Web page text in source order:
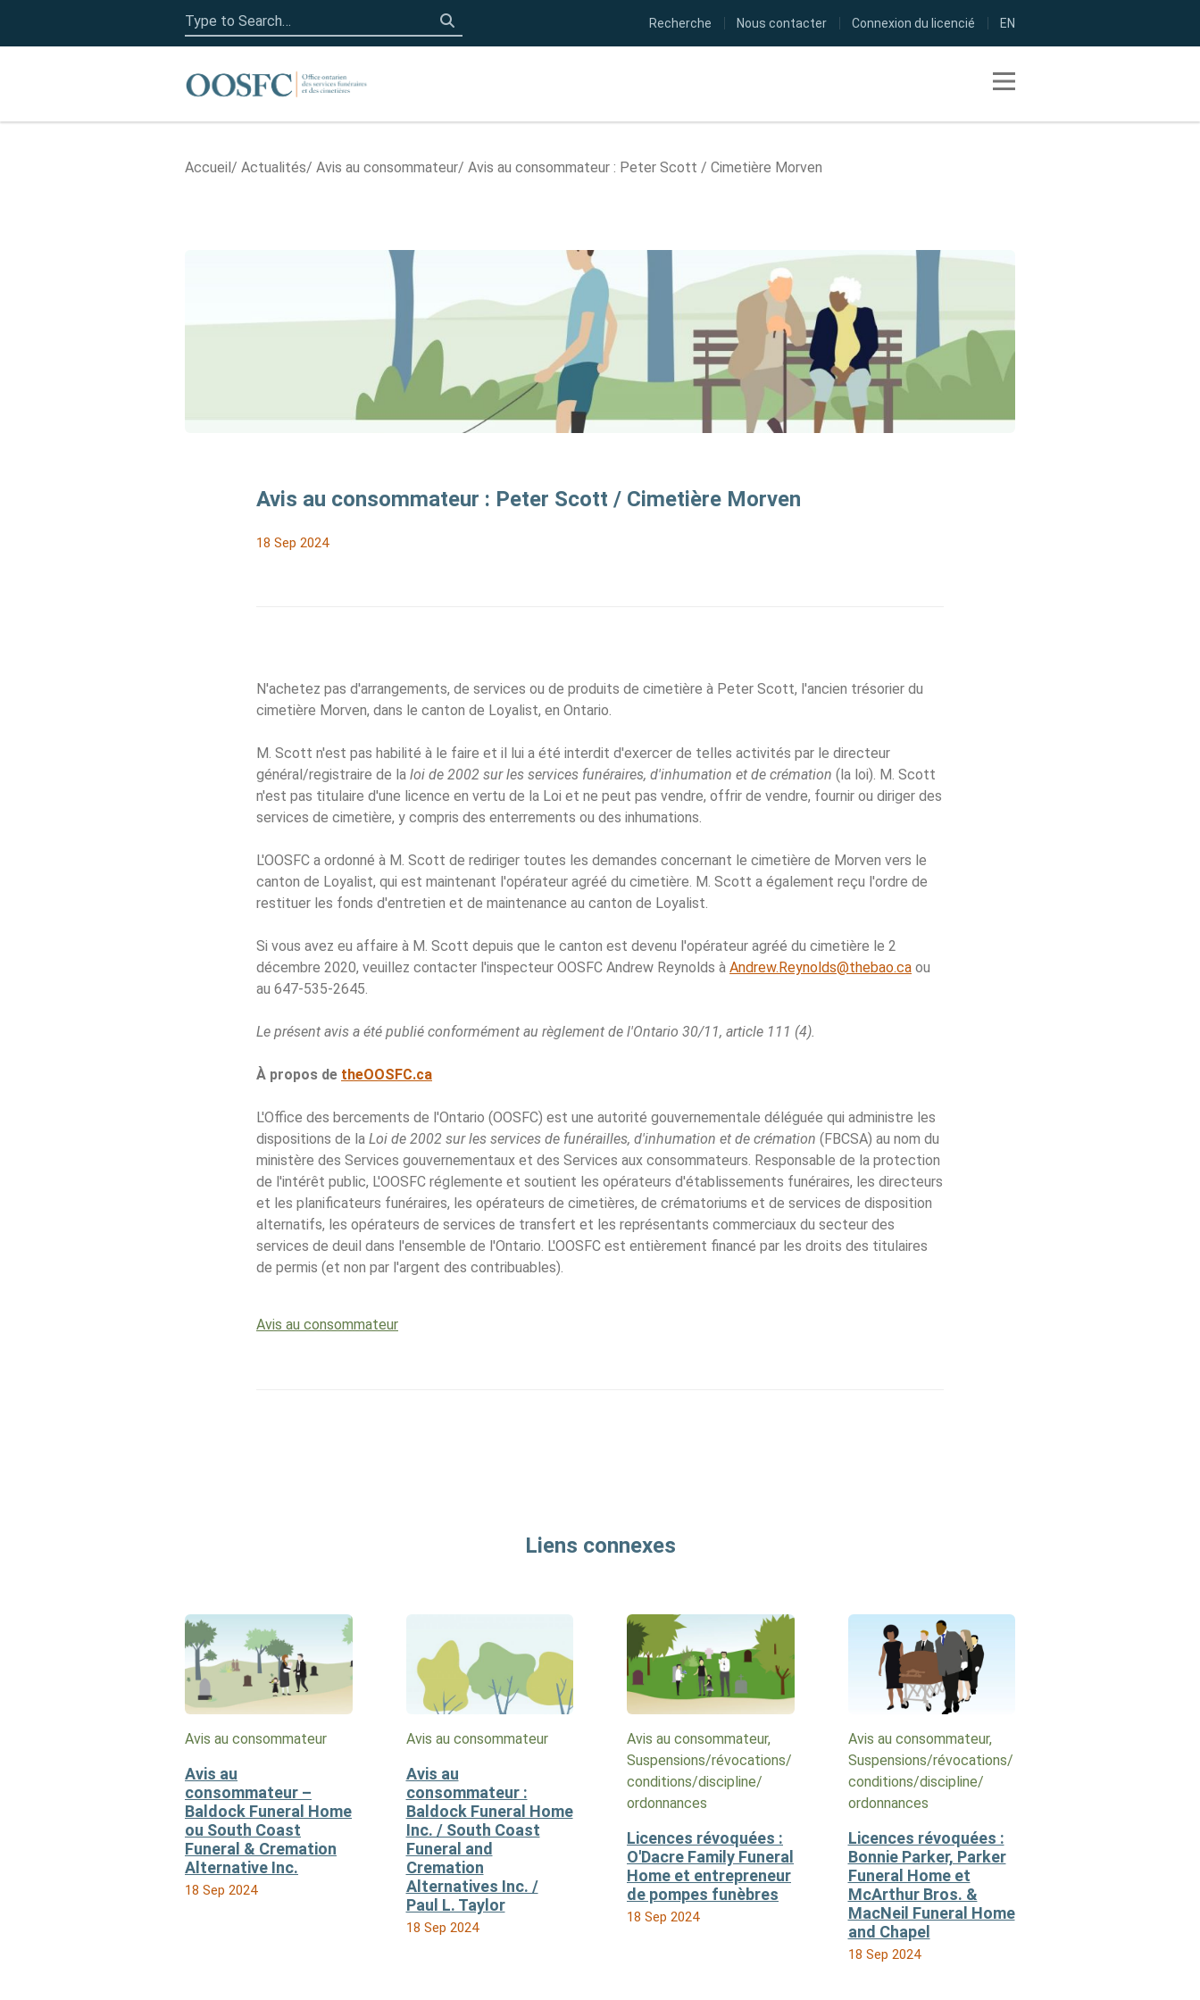
Accueil
Toggle navigation
Search
for:
Click to search
Recherche Nous contacter Connexion du licencié EN
Accueil Actualités Avis au consommateur Avis au consommateur : Peter Scott / Cimetière Morven
Avis au consommateur : Peter Scott / Cimetière Morven
18 Sep 2024
N'achetez pas d'arrangements, de services ou de produits de cimetière à Peter Scott, l'ancien trésorier du
cimetière Morven, dans le canton de Loyalist, en Ontario.
M. Scott n'est pas habilité à le faire et il lui a été interdit d'exercer de telles activités par le directeur
général/registraire de la loi de 2002 sur les services funéraires, d'inhumation et de crémation (la loi). M. Scott
n'est pas titulaire d'une licence en vertu de la Loi et ne peut pas vendre, offrir de vendre, fournir ou diriger des
services de cimetière, y compris des enterrements ou des inhumations.
L'OOSFC a ordonné à M. Scott de rediriger toutes les demandes concernant le cimetière de Morven vers le
canton de Loyalist, qui est maintenant l'opérateur agréé du cimetière. M. Scott a également reçu l'ordre de
restituer les fonds d'entretien et de maintenance au canton de Loyalist.
Si vous avez eu affaire à M. Scott depuis que le canton est devenu l'opérateur agréé du cimetière le 2
décembre 2020, veuillez contacter l'inspecteur OOSFC Andrew Reynolds à Andrew.Reynolds@thebao.ca ou
au 647-535-2645.
Le présent avis a été publié conformément au règlement de l'Ontario 30/11, article 111 (4).
À propos de theOOSFC.ca
L'Office des bercements de l'Ontario (OOSFC) est une autorité gouvernementale déléguée qui administre les
dispositions de la Loi de 2002 sur les services de funérailles, d'inhumation et de crémation (FBCSA) au nom du
ministère des Services gouvernementaux et des Services aux consommateurs. Responsable de la protection
de l'intérêt public, L'OOSFC réglemente et soutient les opérateurs d'établissements funéraires, les directeurs
et les planificateurs funéraires, les opérateurs de cimetières, de crématoriums et de services de disposition
alternatifs, les opérateurs de services de transfert et les représentants commerciaux du secteur des
services de deuil dans l'ensemble de l'Ontario. L'OOSFC est entièrement financé par les droits des titulaires
de permis (et non par l'argent des contribuables).
Avis au consommateur
Liens connexes
Avis au consommateur
Avis au
consommateur –
Baldock Funeral Home
ou South Coast
Funeral & Cremation
Alternative Inc.
18 Sep 2024
Avis au consommateur
Avis au
consommateur :
Baldock Funeral Home
Inc. / South Coast
Funeral and
Cremation
Alternatives Inc. /
Paul L. Taylor
18 Sep 2024
Avis au consommateur,
Suspensions/​révocations/​
conditions/​discipline/​
ordonnances
Licences révoquées :
O'Dacre Family Funeral
Home et entrepreneur
de pompes funèbres
18 Sep 2024
Avis au consommateur,
Suspensions/​révocations/​
conditions/​discipline/​
ordonnances
Licences révoquées :
Bonnie Parker, Parker
Funeral Home et
McArthur Bros. &
MacNeil Funeral Home
and Chapel
18 Sep 2024